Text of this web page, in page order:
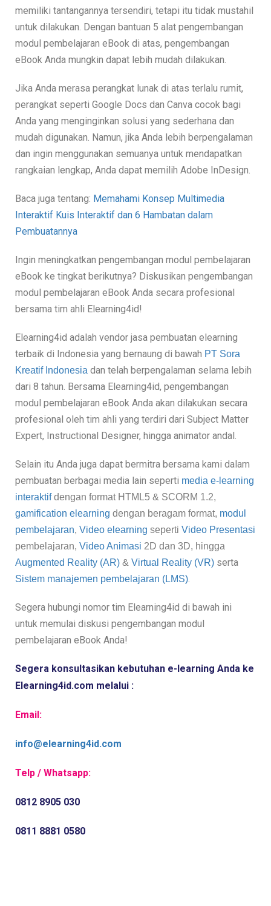
memiliki tantangannya tersendiri, tetapi itu tidak mustahil
untuk dilakukan. Dengan bantuan 5 alat pengembangan
modul pembelajaran eBook di atas, pengembangan
eBook Anda mungkin dapat lebih mudah dilakukan.
Jika Anda merasa perangkat lunak di atas terlalu rumit,
perangkat seperti Google Docs dan Canva cocok bagi
Anda yang menginginkan solusi yang sederhana dan
mudah digunakan. Namun, jika Anda lebih berpengalaman
dan ingin menggunakan semuanya untuk mendapatkan
rangkaian lengkap, Anda dapat memilih Adobe InDesign.
Baca juga tentang: Memahami Konsep Multimedia
Interaktif Kuis Interaktif dan 6 Hambatan dalam
Pembuatannya
Ingin meningkatkan pengembangan modul pembelajaran
eBook ke tingkat berikutnya? Diskusikan pengembangan
modul pembelajaran eBook Anda secara profesional
bersama tim ahli Elearning4id!
Elearning4id adalah vendor jasa pembuatan elearning
terbaik di Indonesia yang bernaung di bawah PT Sora
Kreatif Indonesia dan telah berpengalaman selama lebih
dari 8 tahun. Bersama Elearning4id, pengembangan
modul pembelajaran eBook Anda akan dilakukan secara
profesional oleh tim ahli yang terdiri dari Subject Matter
Expert, Instructional Designer, hingga animator andal.
Selain itu Anda juga dapat bermitra bersama kami dalam
pembuatan berbagai media lain seperti media e-learning
interaktifdengan format HTML5 & SCORM 1.2,
gamification elearning dengan beragam format, modul
pembelajaran, Video elearning seperti Video Presentasi
pembelajaran, Video Animasi 2D dan 3D, hingga
Augmented Reality (AR) & Virtual Reality (VR) serta
Sistem manajemen pembelajaran (LMS).
Segera hubungi nomor tim Elearning4id di bawah ini
untuk memulai diskusi pengembangan modul
pembelajaran eBook Anda!
Segera konsultasikan kebutuhan e-learning Anda ke
Elearning4id.com melalui :
Email:
info@elearning4id.com
Telp / Whatsapp:
0812 8905 030
0811 8881 0580